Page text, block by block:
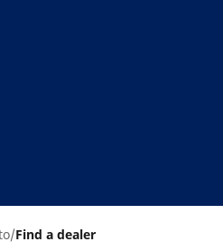
Find a dealer